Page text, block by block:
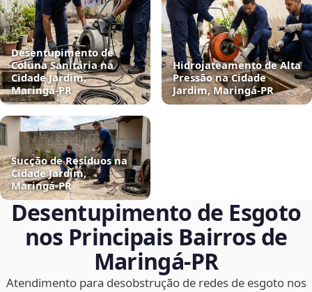
Desentupimento de
Coluna Sanitária na
Cidade Jardim,
Maringá‑PR
Hidrojateamento de Alta
Pressão na Cidade
Jardim, Maringá‑PR
Sucção de Resíduos na
Cidade Jardim,
Maringá‑PR
Desentupimento de Esgoto
nos Principais Bairros de
Maringá‑PR
Atendimento para desobstrução de redes de esgoto nos